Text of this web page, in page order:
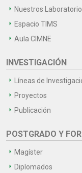
Nuestros
Espacio TIMS
Aula CIMNE
INVESTIGACIÓN
Líneas de
Proyectos
Publicación
POSTGRADO Y
Magíster
Diplomados